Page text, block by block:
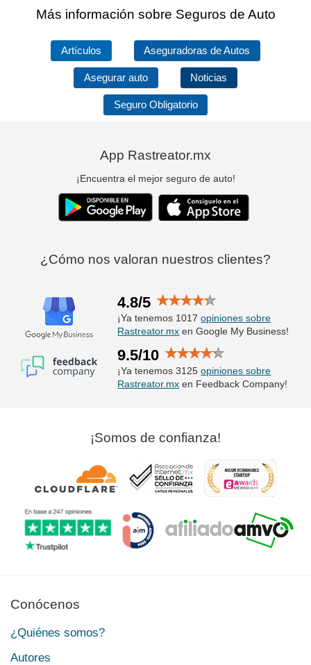
Más información sobre Seguros de Auto
Artículos Aseguradoras de Autos
Asegurar auto Noticias
Seguro Obligatorio
App Rastreator.mx
¡Encuentra el mejor seguro de auto!
¿Cómo nos valoran nuestros clientes?
4.8/5
¡Ya tenemos 1017opiniones sobre
Rastreator.mx en Google My Business!
9.5/10
¡Ya tenemos 3125opiniones sobre
Rastreator.mx en Feedback Company!
¡Somos de confianza!
Conócenos
¿Quiénes somos?
Autores